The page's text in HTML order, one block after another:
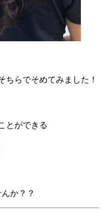
ちらでそめてみました！
とができる
か？？